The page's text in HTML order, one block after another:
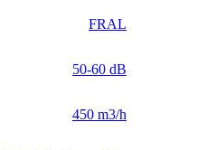
FRAL
50-60 dB
450 m3/h